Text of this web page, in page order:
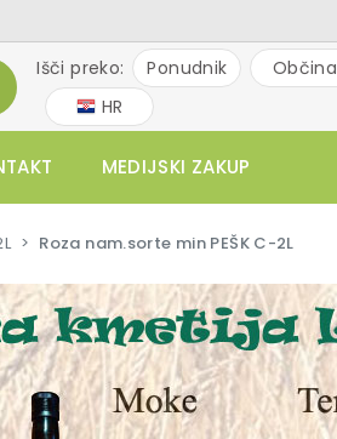
Išči preko: Ponudnik Občina
HR
MEDIJSKI ZAKUP
Roza nam.sorte min PEŠK C-2L